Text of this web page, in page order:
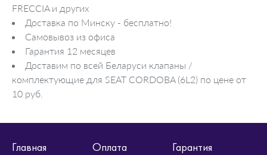
FRECCIA и других
Доставка по Минску - бесплатно!
Самовывоз из офиса
Гарантия 12 месяцев
Доставим по всей Беларуси клапаны /
комплектующие для SEAT CORDOBA (6L2) по цене от
10 руб.
Главная Оплата
Гарантия